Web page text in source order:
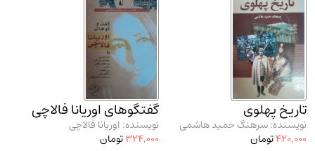
تاریخ پهلوی
نویسنده: سرهنگ حمید هاشمی
420,000تومان
گفتگوهای اوریانا فالاچی
نویسنده: اوریانا فالاچی
324,000تومان